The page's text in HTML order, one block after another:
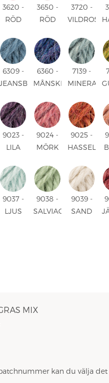
3620 -
RÖD
3650 -
RÖD
MIX
3720 -
VILDROS
6309 -
6360 -
MÅNSKENSBLÅ
7139 -
MINERAL
UNI
9023 -
LILA
MIX
9024 -
MÖRK
MIX
9025 -
9037 -
LJUS
9038 -
SALVIAGRÖN
9039 -
SAND
MIX
kan du välja det